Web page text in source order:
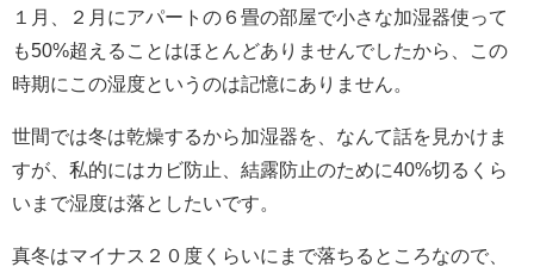
１月、２月にアパートの６畳の部屋で小さな加湿器使って
も50%超えることはほとんどありませんでしたから、この
時期にこの湿度というのは記憶にありません。
世間では冬は乾燥するから加湿器を、なんて話を見かけま
すが、私的にはカビ防止、結露防止のために40%切るくら
いまで湿度は落としたいです。
真冬はマイナス２０度くらいにまで落ちるところなので、